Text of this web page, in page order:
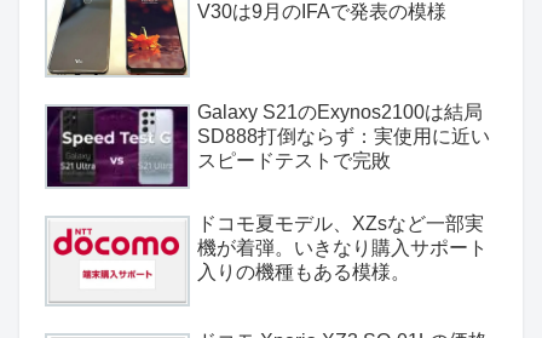
V30は9月のIFAで発表の模様
Galaxy S21のExynos2100は結局
SD888打倒ならず：実使用に近い
スピードテストで完敗
ドコモ夏モデル、XZsなど一部実
機が着弾。いきなり購入サポート
入りの機種もある模様。